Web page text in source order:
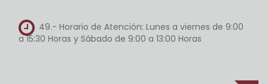
49.- Horario de Atención: Lunes a viernes de 9:00
a 15:30 Horas y Sábado de 9:00 a 13:00 Horas